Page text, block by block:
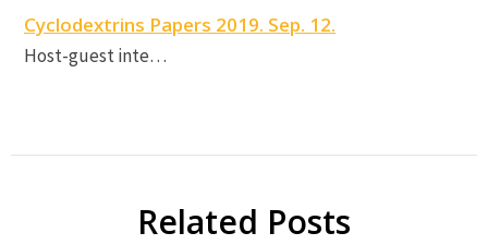
Cyclodextrins Papers 2019. Sep. 12.
Host-guest inte…
Related Posts